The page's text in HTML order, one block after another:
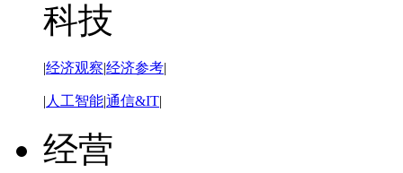
科技
|经济观察|经济参考|
| 人工智能|通信&IT|
经营